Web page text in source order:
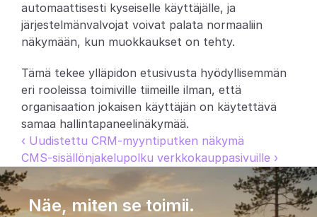
Select Language
Varaa demo
automaattisesti kyseiselle käyttäjälle, ja
järjestelmänvalvojat voivat palata normaaliin
näkymään, kun muokkaukset on tehty.
Tämä tekee ylläpidon etusivusta hyödyllisemmän
eri rooleissa toimiville tiimeille ilman, että
organisaation jokaisen käyttäjän on käytettävä
samaa hallintapaneelinäkymää.
‹ Uudistettu CRM-myyntiputken näkymä
CMS-sisällönjakelupolku verkkokauppasivuille ›
Näe, miten se toimii.